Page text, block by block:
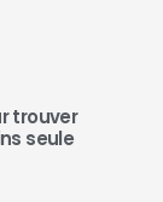
trouver
seule